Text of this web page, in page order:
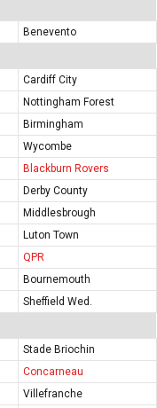
Benevento
Cardiff City
Nottingham Forest
Birmingham
Wycombe
Blackburn Rovers
Derby County
Middlesbrough
Luton Town
QPR
Bournemouth
Sheffield Wed.
Stade Briochin
Concarneau
Villefranche